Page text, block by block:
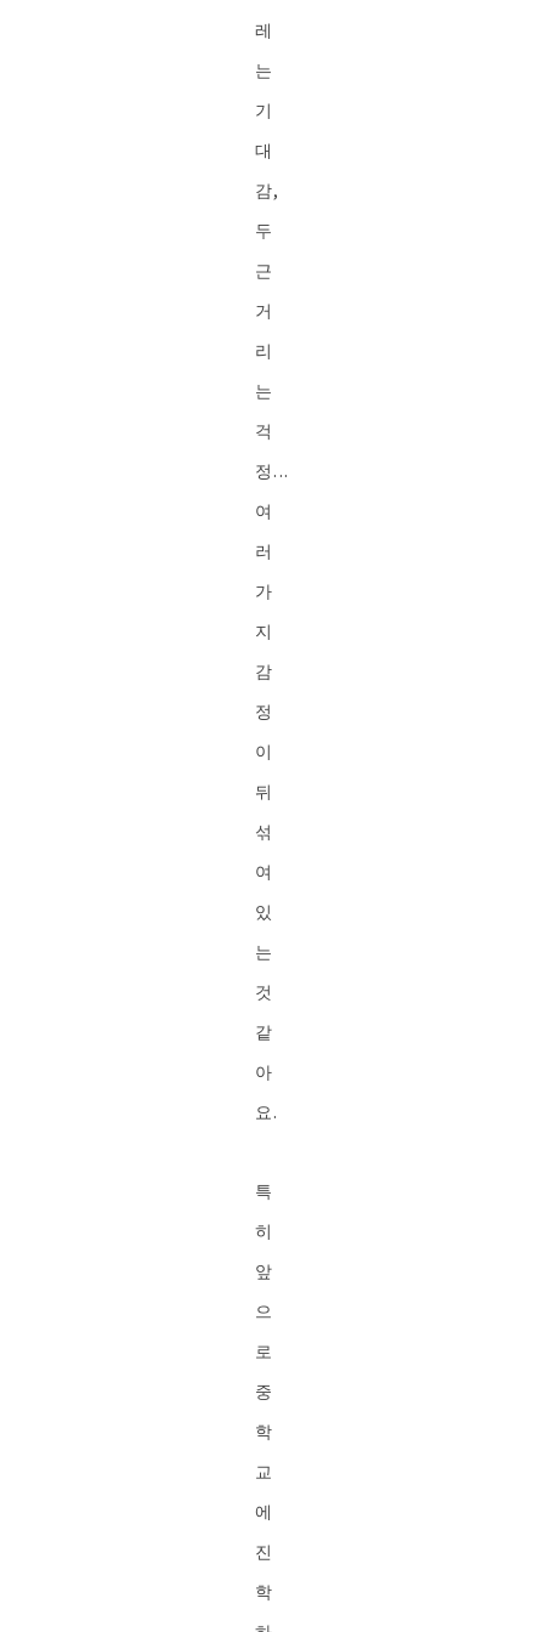
레
는
기
대
감,
두
근
거
리
는
걱
정...
여
러
가
지
감
정
이
뒤
섞
여
있
는
것
같
아
요.
특
히
앞
으
로
중
학
교
에
진
학